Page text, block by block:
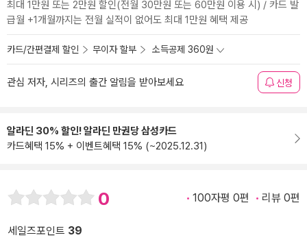
최대 1만원 또는 2만원 할인(전월 30만원 또는 60만원 이용 시) / 카드 발
급월 +1개월까지는 전월 실적이 없어도 최대 1만원 혜택 제공
카드/간편결제 할인 무이자 할부 소득공제 360원
관심 저자, 시리즈의 출간 알림을 받아보세요 신청
알라딘 30% 할인! 알라딘 만권당 삼성카드
카드혜택 15% + 이벤트혜택 15% (~2025.12.31)
0 100자평 0편 리뷰 0편
세일즈포인트 39